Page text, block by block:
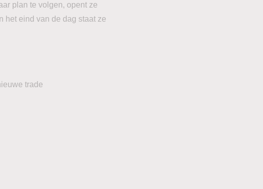
plan te volgen, opent ze
het eind van de dag staat ze
trade